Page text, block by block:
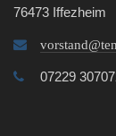
76473 Iffezheim
07229